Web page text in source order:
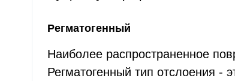
Регматогенный
Наиболее распространенное
Регматогенный тип отслоения -